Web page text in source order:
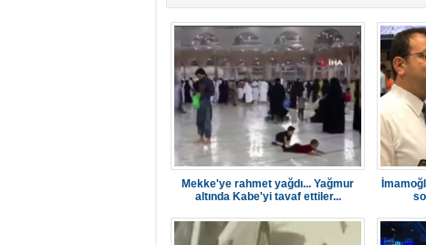
Mekke'ye rahmet yağdı... Yağmur
altında Kabe'yi tavaf ettiler...